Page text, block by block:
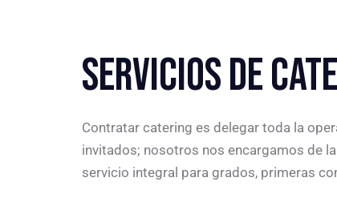
SERVICIOS DE
Contratar catering es delegar toda la
invitados; nosotros nos encargamos de
servicio integral para grados, primeras